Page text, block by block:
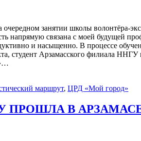
занятии школы волонтёра-
напрямую связана с моей будущей
и насыщенно. В процессе
студент Арзамасского филиала
маршрут, ЦРД «Мой город»
ПРОШЛА В